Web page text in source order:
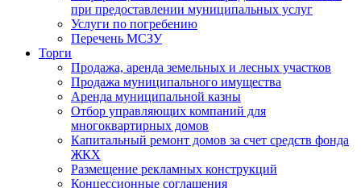
при предоставлении муниципальных услуг
Услуги по погребению
Перечень МСЗУ
Торги
Продажа, аренда земельных и лесных участков
Продажа муниципального имущества
Аренда муниципальной казны
Отбор управляющих компаний для
многоквартирных домов
Капитальный ремонт домов за счет средств фонда
ЖКХ
Размещение рекламных конструкций
Концессионные соглашения